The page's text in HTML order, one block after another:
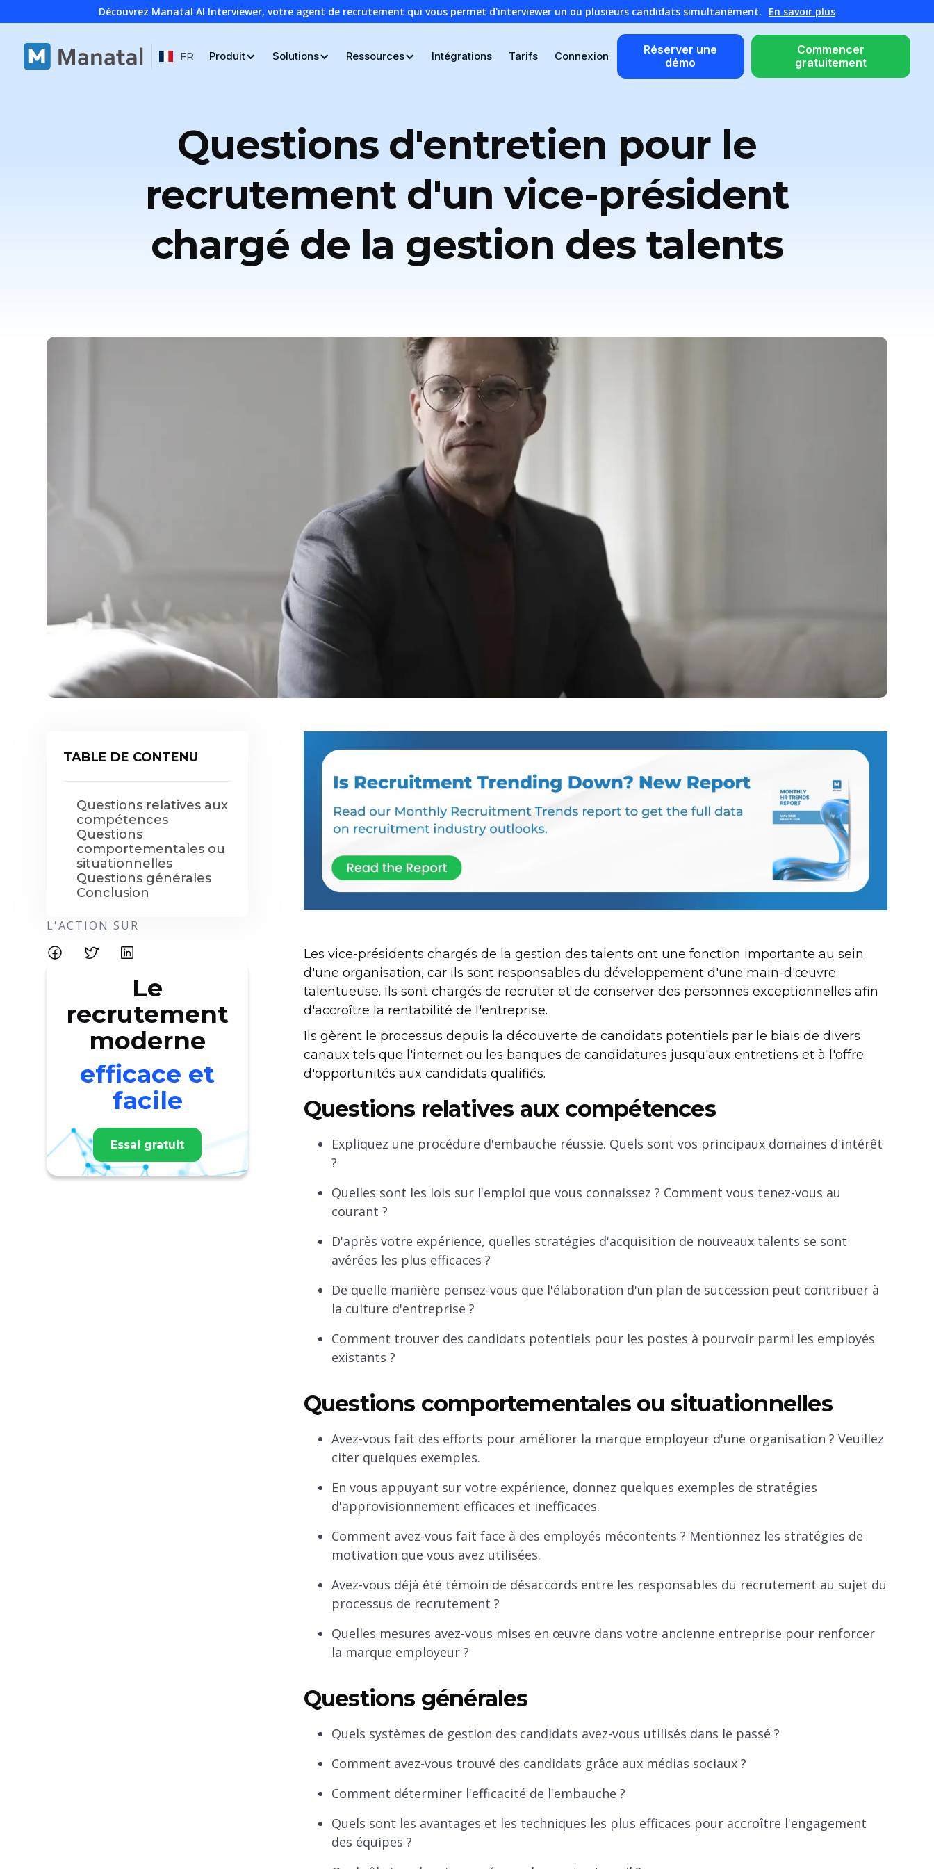
Découvrez Manatal AI Interviewer, votre agent de recrutement qui vous permet d'interviewer un ou plusieurs candidats simultanément. En savoir plus
FR Produit Solutions Ressources Intégrations Tarifs Connexion
Réserver une
démo
Commencer
gratuitement
Questions d'entretien pour le
recrutement d'un vice-président
chargé de la gestion des talents
TABLE DE CONTENU
Questions relatives aux
compétences
Questions
comportementales ou
situationnelles
Questions générales
Conclusion
L'ACTION SUR
Le
recrutement
moderne
efficace et
facile
Essai gratuit
Les vice-présidents chargés de la gestion des talents ont une fonction importante au sein
d'une organisation, car ils sont responsables du développement d'une main-d'œuvre
talentueuse. Ils sont chargés de recruter et de conserver des personnes exceptionnelles afin
d'accroître la rentabilité de l'entreprise.
Ils gèrent le processus depuis la découverte de candidats potentiels par le biais de divers
canaux tels que l'internet ou les banques de candidatures jusqu'aux entretiens et à l'offre
d'opportunités aux candidats qualifiés.
Questions relatives aux compétences
Expliquez une procédure d'embauche réussie. Quels sont vos principaux domaines d'intérêt
?
Quelles sont les lois sur l'emploi que vous connaissez ? Comment vous tenez-vous au
courant ?
D'après votre expérience, quelles stratégies d'acquisition de nouveaux talents se sont
avérées les plus efficaces ?
De quelle manière pensez-vous que l'élaboration d'un plan de succession peut contribuer à
la culture d'entreprise ?
Comment trouver des candidats potentiels pour les postes à pourvoir parmi les employés
existants ?
Questions comportementales ou situationnelles
Avez-vous fait des efforts pour améliorer la marque employeur d'une organisation ? Veuillez
citer quelques exemples.
En vous appuyant sur votre expérience, donnez quelques exemples de stratégies
d'approvisionnement efficaces et inefficaces.
Comment avez-vous fait face à des employés mécontents ? Mentionnez les stratégies de
motivation que vous avez utilisées.
Avez-vous déjà été témoin de désaccords entre les responsables du recrutement au sujet du
processus de recrutement ?
Quelles mesures avez-vous mises en œuvre dans votre ancienne entreprise pour renforcer
la marque employeur ?
Questions générales
Quels systèmes de gestion des candidats avez-vous utilisés dans le passé ?
Comment avez-vous trouvé des candidats grâce aux médias sociaux ?
Comment déterminer l'efficacité de l'embauche ?
Quels sont les avantages et les techniques les plus efficaces pour accroître l'engagement
des équipes ?